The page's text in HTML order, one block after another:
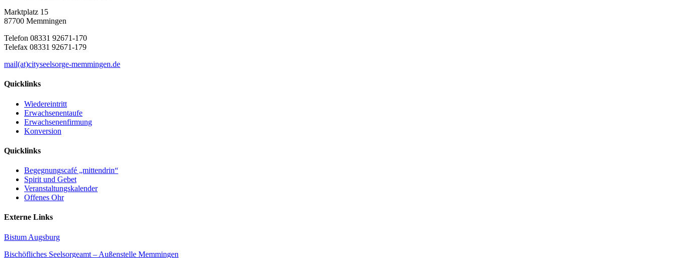
Marktplatz 15
87700 Memmingen
Telefon 08331 92671-170
Telefax 08331 92671-179
mail(at)cityseelsorge-memmingen.de
Quicklinks
Wiedereintritt
Erwachsenentaufe
Erwachsenenfirmung
Konversion
Quicklinks
Begegnungscafé „mittendrin“
Spirit und Gebet
Veranstaltungskalender
Offenes Ohr
Externe Links
Bistum Augsburg
Bischöfliches Seelsorgeamt – Außenstelle Memmingen